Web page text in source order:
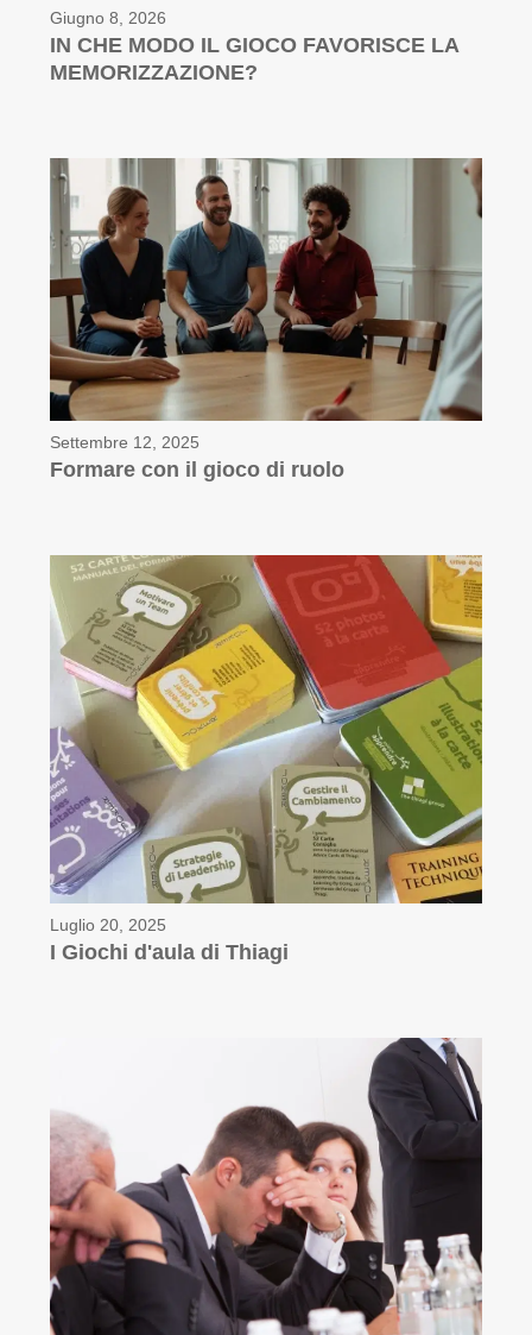
Giugno 8, 2026
IN CHE MODO IL GIOCO FAVORISCE LA
MEMORIZZAZIONE?
Settembre 12, 2025
Formare con il gioco di ruolo
Luglio 20, 2025
I Giochi d'aula di Thiagi